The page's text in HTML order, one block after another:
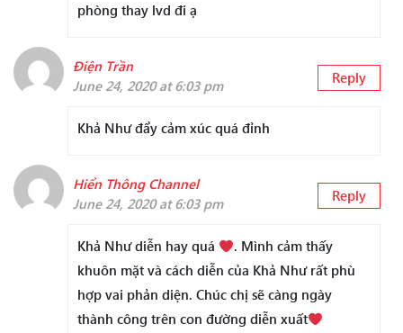
phòng thay lvd đi ạ
Điện Trần
June 24, 2020 at 6:03 pm
Reply
Khả Như đẩy cảm xúc quá đỉnh
Hiển Thông Channel
June 24, 2020 at 6:03 pm
Reply
Khả Như diễn hay quá
. Mình cảm thấy
khuôn mặt và cách diễn của Khả Như rất phù
hợp vai phản diện. Chúc chị sẽ càng ngày
thành công trên con đường diễn xuất